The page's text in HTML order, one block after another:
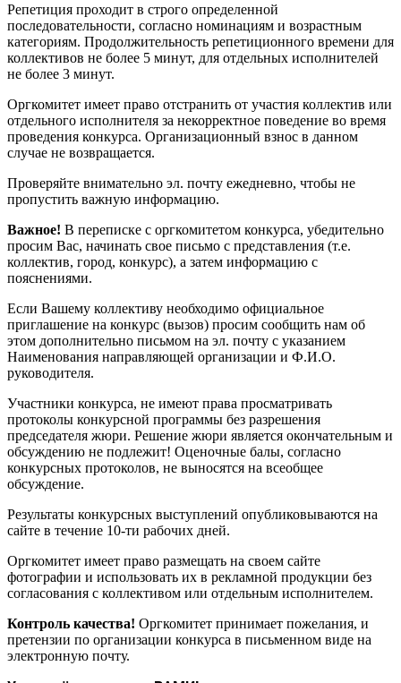
Репетиция проходит в строго определенной
последовательности, согласно номинациям и возрастным
категориям. Продолжительность репетиционного времени для
коллективов не более 5 минут, для отдельных исполнителей
не более 3 минут.
Оргкомитет имеет право отстранить от участия коллектив или
отдельного исполнителя за некорректное поведение во время
проведения конкурса. Организационный взнос в данном
случае не возвращается.
Проверяйте внимательно эл. почту ежедневно, чтобы не
пропустить важную информацию.
Важное! В переписке с оргкомитетом конкурса, убедительно
просим Вас, начинать свое письмо с представления (т.е.
коллектив, город, конкурс), а затем информацию с
пояснениями.
Если Вашему коллективу необходимо официальное
приглашение на конкурс (вызов) просим сообщить нам об
этом дополнительно письмом на эл. почту с указанием
Наименования направляющей организации и Ф.И.О.
руководителя.
Участники конкурса, не имеют права просматривать
протоколы конкурсной программы без разрешения
председателя жюри. Решение жюри является окончательным и
обсуждению не подлежит! Оценочные балы, согласно
конкурсных протоколов, не выносятся на всеобщее
обсуждение.
Результаты конкурсных выступлений опубликовываются на
сайте в течение 10-ти рабочих дней.
Оргкомитет имеет право размещать на своем сайте
фотографии и использовать их в рекламной продукции без
согласования с коллективом или отдельным исполнителем.
Контроль качества! Оргкомитет принимает пожелания, и
претензии по организации конкурса в письменном виде на
электронную почту.